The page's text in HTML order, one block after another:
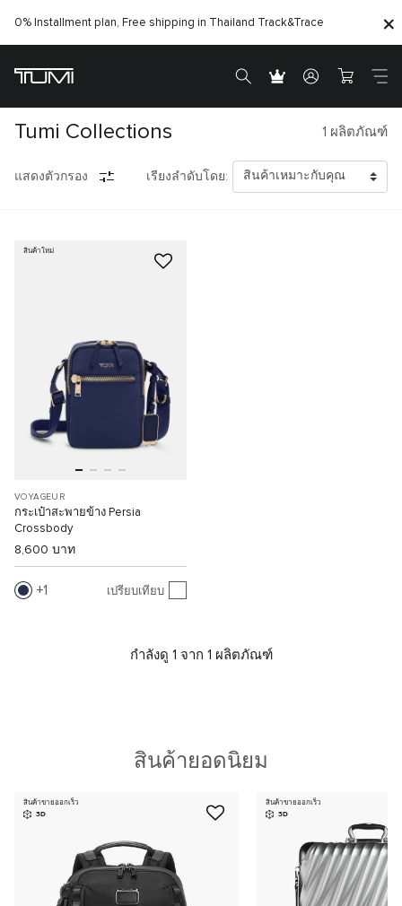
0% Installment plan, Free shipping in Thailand Track&Trace
Tumi Collections 1 ผลิตภัณฑ์
แสดงตัวกรอง เรียงลำดับโดย:
สินค้าใหม่
VOYAGEUR
กระเป๋าสะพายข้าง Persia
Crossbody
8,600 บาท
1 เปรียบเทียบ
กำลังดู 1 จาก 1 ผลิตภัณฑ์
สินค้ายอดนิยม
สินค้าขายออกเร็ว
3D
สินค้าขายออกเร็ว
3D